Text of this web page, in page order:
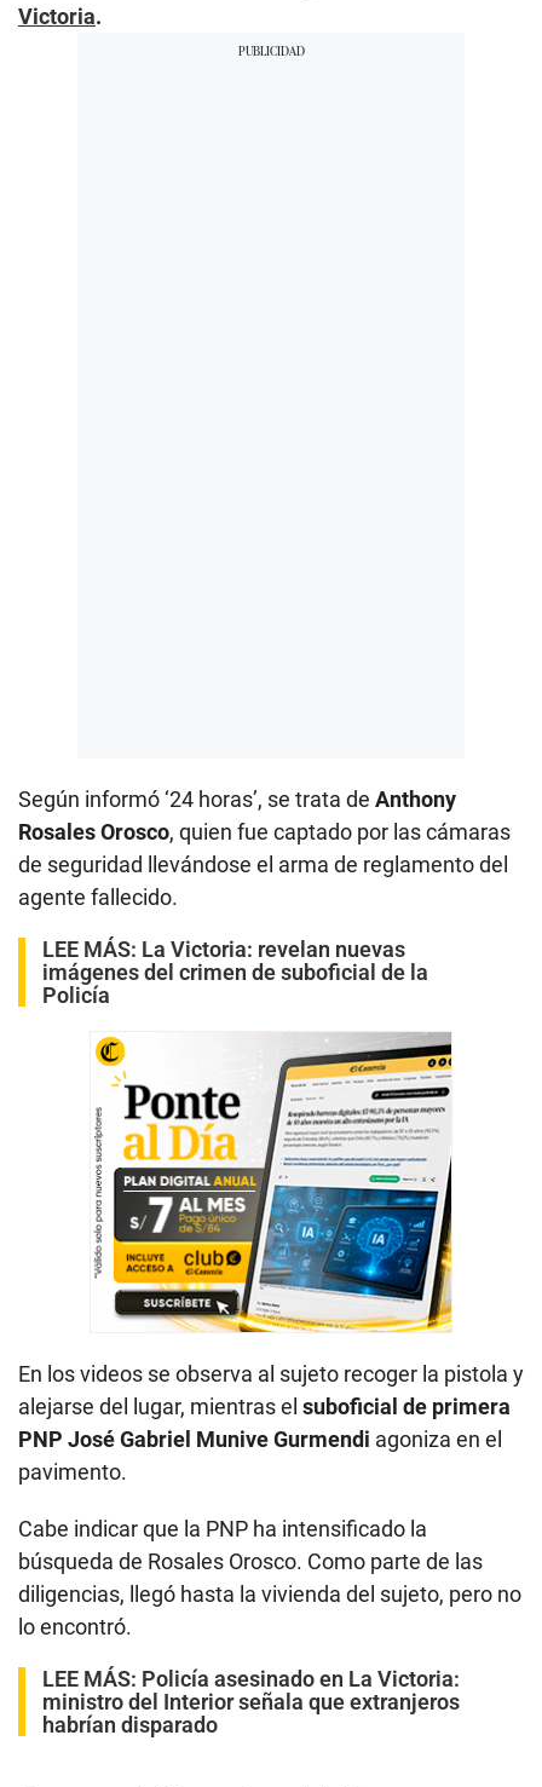
Victoria.
Según informó ‘24 horas’, se trata de Anthony
Rosales Orosco, quien fue captado por las cámaras
de seguridad llevándose el arma de reglamento del
agente fallecido.
LEE MÁS: La Victoria: revelan nuevas
imágenes del crimen de suboficial de la
Policía
En los videos se observa al sujeto recoger la pistola y
alejarse del lugar, mientras el suboficial de primera
PNP José Gabriel Munive Gurmendi agoniza en el
pavimento.
Cabe indicar que la PNP ha intensificado la
búsqueda de Rosales Orosco. Como parte de las
diligencias, llegó hasta la vivienda del sujeto, pero no
lo encontró.
LEE MÁS: Policía asesinado en La Victoria:
ministro del Interior señala que extranjeros
habrían disparado